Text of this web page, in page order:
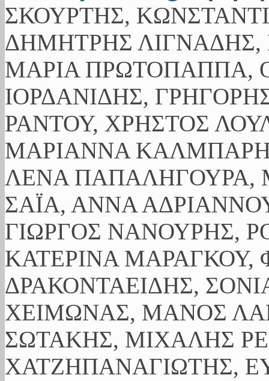
ΣΚΟΥΡΤΗΣ,
ΔΗΜΗΤΡΗΣ ΛΙΓΝΑΔΗΣ,
ΜΑΡΙΑ ΠΡΩΤΟΠΑΠΠΑ,
ΙΟΡΔΑΝΙΔΗΣ,
ΡΑΝΤΟΥ, ΧΡΗΣΤΟΣ
ΜΑΡΙΑΝΝΑ
ΛΕΝΑ ΠΑΠΑΛΗΓΟΥΡΑ,
ΣΑΪΑ, ΑΝΝΑ
ΓΙΩΡΓΟΣ ΝΑΝΟΥΡΗΣ,
ΚΑΤΕΡΙΝΑ ΜΑΡΑΓΚΟΥ,
ΔΡΑΚΟΝΤΑΕΙΔΗΣ,
ΧΕΙΜΩΝΑΣ, ΜΑΝΟΣ
ΣΩΤΑΚΗΣ, ΜΙΧΑΛΗΣ
ΧΑΤΖΗΠΑΝΑΓΙΩΤΗΣ,